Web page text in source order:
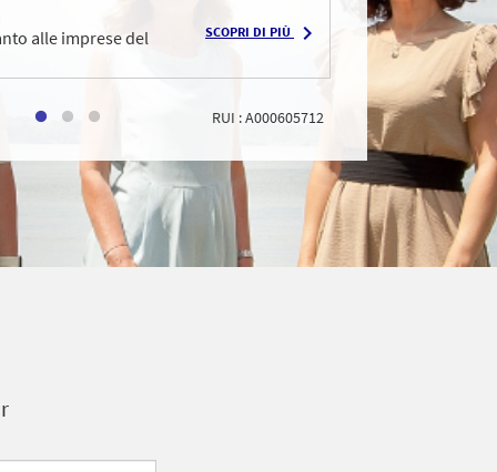
alle imprese del
SCOPRI DI PIÙ navigate_next
servizi
RUI : A000605712